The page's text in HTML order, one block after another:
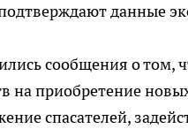
данные
сообщения о том,
на приобретение
спасателей,